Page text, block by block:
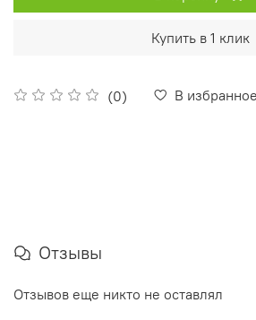
(0) В избранное
Купить в 1 клик
Отзывы
Отзывов еще никто не оставлял